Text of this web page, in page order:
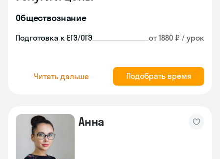
Обществознание
Подготовка к ЕГЭ/ОГЭ от 1880 ₽ / урок
Читать дальше Подобрать время
Анна